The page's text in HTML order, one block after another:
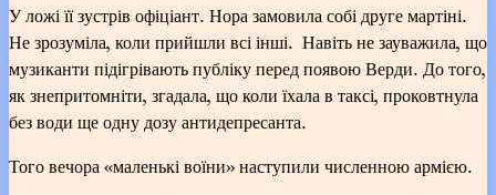
У ложі її зустрів офіціант. Нора замовила собі друге мартіні.
Не зрозуміла, коли прийшли всі інші. Навіть не зауважила, що
музиканти підігрівають публіку перед появою Верди. До того,
як знепритомніти, згадала, що коли їхала в таксі, проковтнула
без води ще одну дозу антидепресанта.
Того вечора «маленькі воїни» наступили численною армією.